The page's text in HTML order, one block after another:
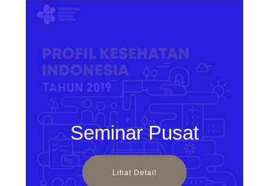
Seminar Pusat
Lihat Detail